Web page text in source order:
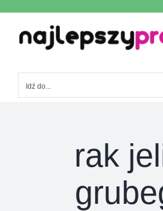
content
Idź do...
rak